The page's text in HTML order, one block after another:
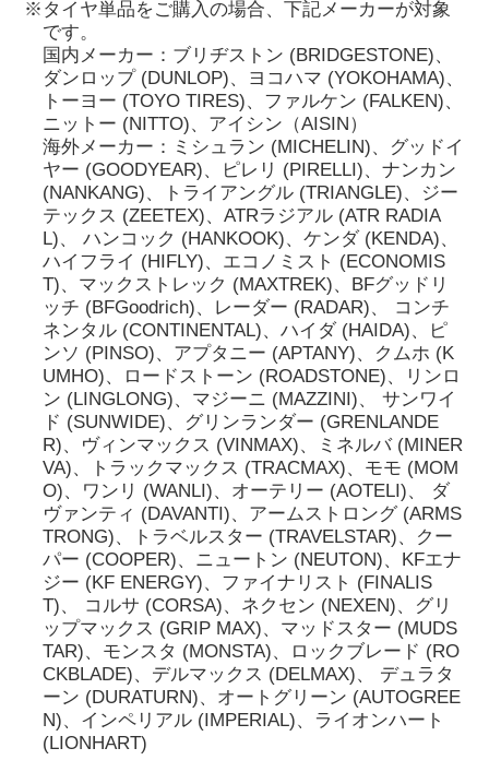
※タイヤ単品をご購入の場合、下記メーカーが対象
です。
国内メーカー：ブリヂストン (BRIDGESTONE)、
ダンロップ (DUNLOP)、ヨコハマ (YOKOHAMA)、
トーヨー (TOYO TIRES)、ファルケン (FALKEN)、
ニットー (NITTO)、アイシン（AISIN）
海外メーカー：ミシュラン (MICHELIN)、グッドイ
ヤー (GOODYEAR)、ピレリ (PIRELLI)、ナンカン
(NANKANG)、トライアングル (TRIANGLE)、ジー
テックス (ZEETEX)、ATRラジアル (ATR RADIA
L)、 ハンコック (HANKOOK)、ケンダ (KENDA)、
ハイフライ (HIFLY)、エコノミスト (ECONOMIS
T)、マックストレック (MAXTREK)、BFグッドリ
ッチ (BFGoodrich)、レーダー (RADAR)、 コンチ
ネンタル (CONTINENTAL)、ハイダ (HAIDA)、ピ
ンソ (PINSO)、アプタニー (APTANY)、クムホ (K
UMHO)、ロードストーン (ROADSTONE)、リンロ
ン (LINGLONG)、マジーニ (MAZZINI)、 サンワイ
ド (SUNWIDE)、グリンランダー (GRENLANDE
R)、ヴィンマックス (VINMAX)、ミネルバ (MINER
VA)、トラックマックス (TRACMAX)、モモ (MOM
O)、ワンリ (WANLI)、オーテリー (AOTELI)、 ダ
ヴァンティ (DAVANTI)、アームストロング (ARMS
TRONG)、トラベルスター (TRAVELSTAR)、クー
パー (COOPER)、ニュートン (NEUTON)、KFエナ
ジー (KF ENERGY)、ファイナリスト (FINALIS
T)、 コルサ (CORSA)、ネクセン (NEXEN)、グリ
ップマックス (GRIP MAX)、マッドスター (MUDS
TAR)、モンスタ (MONSTA)、ロックブレード (RO
CKBLADE)、デルマックス (DELMAX)、 デュラタ
ーン (DURATURN)、オートグリーン (AUTOGREE
N)、インペリアル (IMPERIAL)、ライオンハート
(LIONHART)